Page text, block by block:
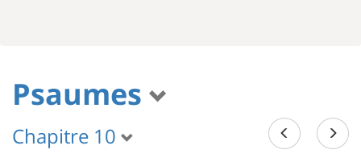
Psaumes
Chapitre 10